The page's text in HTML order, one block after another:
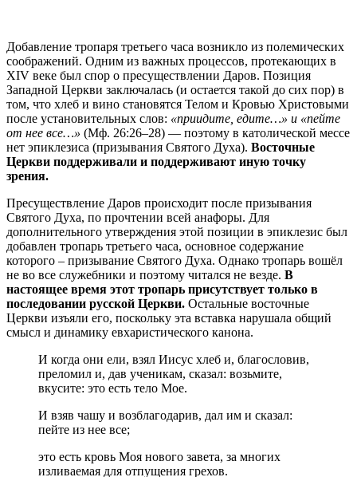
Добавление тропаря третьего часа возникло из полемических
соображений. Одним из важных процессов, протекающих в
ХIV веке был спор о пресуществлении Даров. Позиция
Западной Церкви заключалась (и остается такой до сих пор) в
том, что хлеб и вино становятся Телом и Кровью Христовыми
после установительных слов: «приидите, едите…» и «пейте
от нее все…» (Мф. 26:26–28) — поэтому в католической мессе
нет эпиклезиса (призывания Святого Духа). Восточные
Церкви поддерживали и поддерживают иную точку
зрения.
Пресуществление Даров происходит после призывания
Святого Духа, по прочтении всей анафоры. Для
дополнительного утверждения этой позиции в эпиклезис был
добавлен тропарь третьего часа, основное содержание
которого – призывание Святого Духа. Однако тропарь вошёл
не во все служебники и поэтому читался не везде. В
настоящее время этот тропарь присутствует только в
последовании русской Церкви. Остальные восточные
Церкви изъяли его, поскольку эта вставка нарушала общий
смысл и динамику евхаристического канона.
И когда они ели, взял Иисус хлеб и, благословив,
преломил и, дав ученикам, сказал: возьмите,
вкусите: это есть тело Мое.
И взяв чашу и возблагодарив, дал им и сказал:
пейте из нее все;
это есть кровь Моя нового завета, за многих
изливаемая для отпущения грехов.